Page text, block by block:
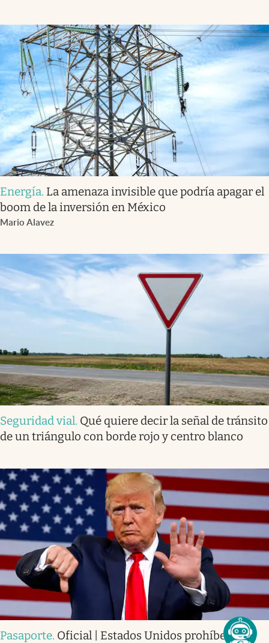
Energía. La amenaza invisible que podría apagar el
boom de la inversión en México
Mario Alavez
Seguridad vial. Qué quiere decir la señal de tránsito
de un triángulo con borde rojo y centro blanco
Pasaporte. Oficial | Estados Unidos prohíbe la